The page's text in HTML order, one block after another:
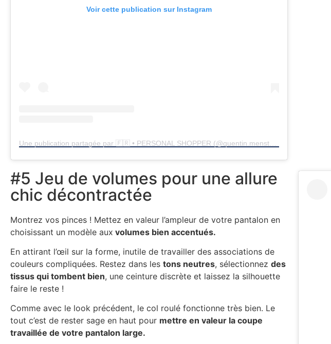
Voir cette publication sur Instagram
#5 Jeu de volumes pour une allure
chic décontractée
Montrez vos pinces ! Mettez en valeur l’ampleur de votre pantalon en
choisissant un modèle aux volumes bien accentués.
En attirant l’œil sur la forme, inutile de travailler des associations de
couleurs compliquées. Restez dans les tons neutres, sélectionnez des
tissus qui tombent bien, une ceinture discrète et laissez la silhouette
faire le reste !
Comme avec le look précédent, le col roulé fonctionne très bien. Le
tout c’est de rester sage en haut pour mettre en valeur la coupe
travaillée de votre pantalon large.